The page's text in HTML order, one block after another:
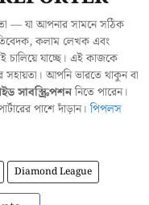
— যা আপনার সামনে সঠিক
কলাম লেখক এবং
চালিয়ে যাচ্ছে। এই কাজকে
আপনি ভারতে থাকুন বা
সাবস্ক্রিপশননিতে পারেন।
পাশে দাঁড়ান।পিপলস
Diamond League